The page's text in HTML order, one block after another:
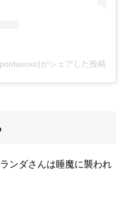
がシェアした投稿
ンダさんは睡魔に襲われ